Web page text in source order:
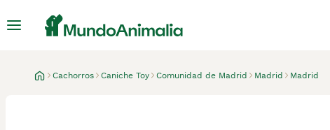
Cachorros Caniche Toy Comunidad de Madrid Madrid Madrid